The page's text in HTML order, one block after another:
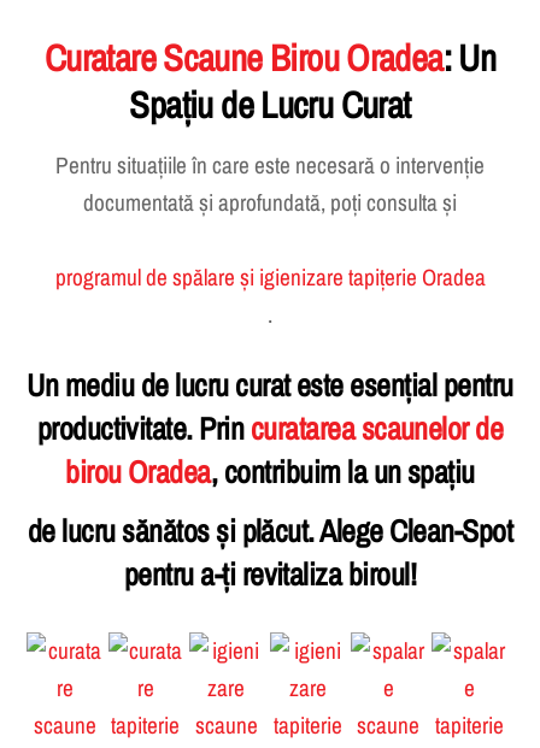
Curatare Scaune Birou Oradea: Un
Spațiu de Lucru Curat
Pentru situațiile în care este necesară o intervenție
documentată și aprofundată, poți consulta și
programul de spălare și igienizare tapițerie Oradea
.
Un mediu de lucru curat este esențial pentru
productivitate. Princuratarea scaunelor de
birou Oradea, contribuim la un spațiu
de lucru sănătos și plăcut. Alege Clean-Spot
pentru a-ți revitaliza biroul!